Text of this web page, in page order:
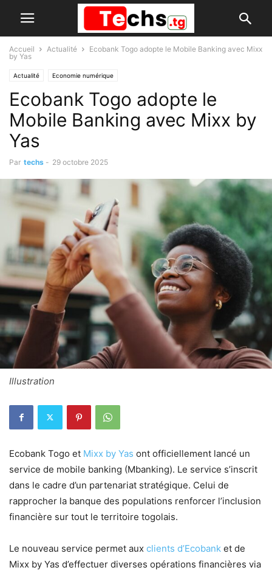
Accueil Actualité
Ecobank Togo adopte le Mobile Banking avec Mixx
by Yas
Actualité Economie numérique
Ecobank Togo adopte le
Mobile Banking avec Mixx by
Yas
Par techs - 29 octobre 2025
Illustration
Ecobank Togo et Mixx by Yas ont officiellement lancé un
service de mobile banking (Mbanking). Le service s’inscrit
dans le cadre d’un partenariat stratégique. Celui de
rapprocher la banque des populations renforcer l’inclusion
financière sur tout le territoire togolais.
Le nouveau service permet aux clients d’Ecobank et de
Mixx by Yas d’effectuer diverses opérations financières via